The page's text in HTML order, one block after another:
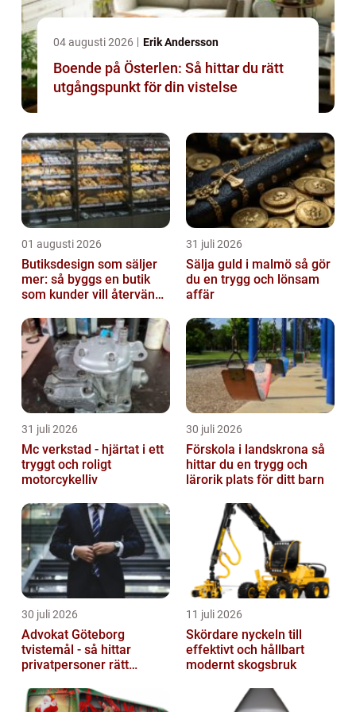
04 augusti 2026 Erik Andersson
Boende på Österlen: Så hittar du rätt
utgångspunkt för din vistelse
01 augusti 2026
Butiksdesign som säljer
mer: så byggs en butik
som kunder vill återvända
31 juli 2026
Sälja guld i malmö så gör
du en trygg och lönsam
affär
31 juli 2026
Mc verkstad - hjärtat i ett
tryggt och roligt
motorcykelliv
30 juli 2026
Förskola i landskrona så
hittar du en trygg och
lärorik plats för ditt barn
30 juli 2026
Advokat Göteborg
tvistemål - så hittar
privatpersoner rätt
11 juli 2026
Skördare nyckeln till
effektivt och hållbart
modernt skogsbruk